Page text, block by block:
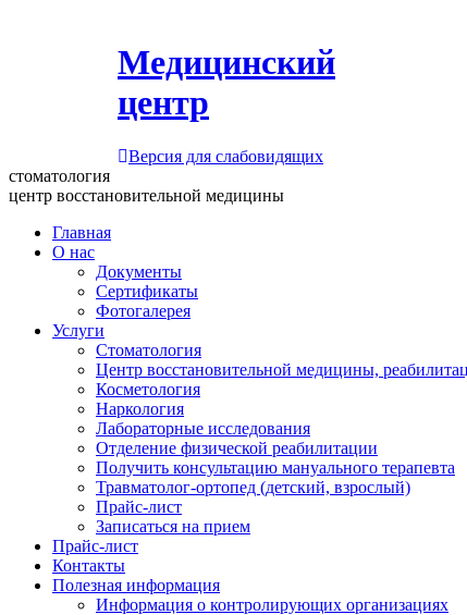
Медицинский
центр
Версия для слабовидящих
стоматология
центр восстановительной медицины
Главная
О нас
Документы
Сертификаты
Фотогалерея
Услуги
Стоматология
Центр восстановительной медицины,
Косметология
Наркология
Лабораторные исследования
Отделение физической реабилитации
Получить консультацию мануального терапевта
Травматолог-ортопед (детский, взрослый)
Прайс-лист
Записаться на прием
Прайс-лист
Контакты
Полезная информация
Информация о контролирующих организациях